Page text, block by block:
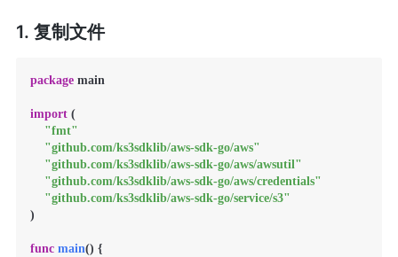
1. 复制文件
package main
import (
"fmt"
"github.com/ks3sdklib/aws-sdk-go/aws"
"github.com/ks3sdklib/aws-sdk-go/aws/awsutil"
"github.com/ks3sdklib/aws-sdk-go/aws/credentials"
"github.com/ks3sdklib/aws-sdk-go/service/s3"
)
func main() {